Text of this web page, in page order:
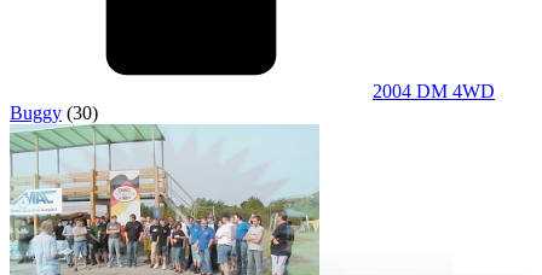
2004 DM 4WD
Buggy (30)